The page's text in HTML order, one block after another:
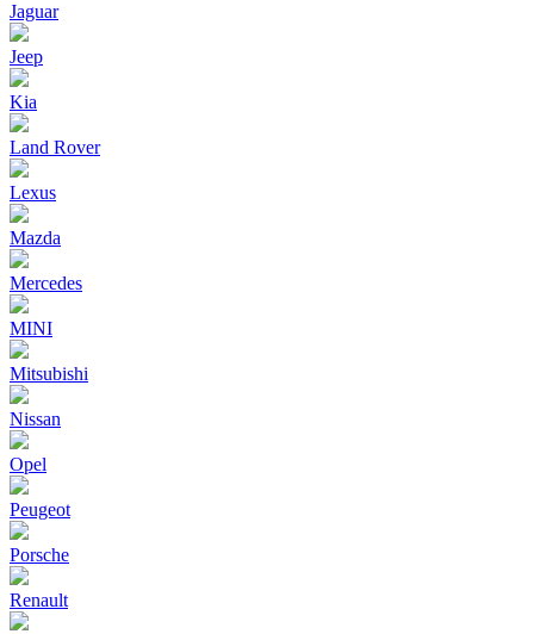
Jaguar
Jeep
Kia
Land Rover
Lexus
Mazda
Mercedes
MINI
Mitsubishi
Nissan
Opel
Peugeot
Porsche
Renault